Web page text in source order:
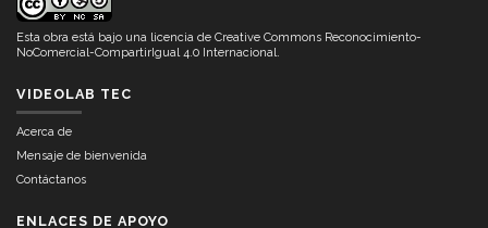
Esta obra está bajo una licencia de Creative Commons Reconocimiento-
NoComercial-CompartirIgual 4.0 Internacional.
VIDEOLAB TEC
Acerca de
Mensaje de bienvenida
Contáctanos
ENLACES DE APOYO